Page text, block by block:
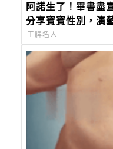
阿諾生了！畢書盡
分享寶寶性別，演
王牌名人